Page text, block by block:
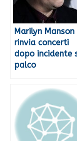
Marilyn Manson
rinvia concerti
dopo incidente
palco